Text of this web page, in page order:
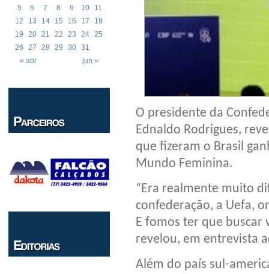
« abr jun »
5
6 7 8 9 10
11
12
13 14 15 16 17
18
19
20 21 22 23 24 25
26
27 28 29 30 31
O presidente da
Ednaldo Rodrigues,
que fizeram o Brasil
Mundo Feminina.
“Era realmente muito
confederação, a Uefa,
E fomos ter que buscar
revelou, em entrevista
Além do país sul-